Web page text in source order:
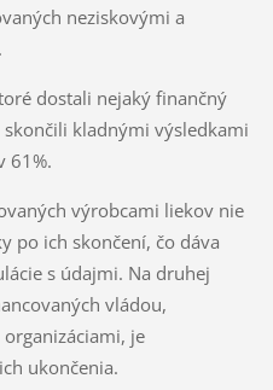
neziskovými a
dostali nejaký finančný
kladnými výsledkami
61%.
výrobcami liekov nie
po ich skončení, čo dáva
s údajmi. Na druhej
vládou,
je
ukončenia.